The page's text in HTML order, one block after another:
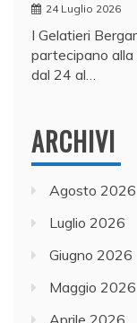
24 Luglio 2026
I Gelatieri
partecipano alla
dal 24 al…
ARCHIVI
Agosto 2026
Luglio 2026
Giugno 2026
Maggio 2026